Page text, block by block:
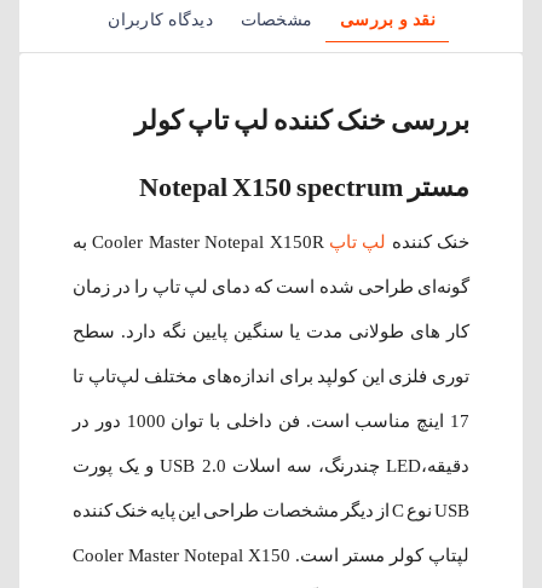
نقد و بررسی مشخصات دیدگاه کاربران
بررسی خنک کننده لپ تاپ کولر
مستر Notepal X150 spectrum
خنک کننده لپ تاپ Cooler Master Notepal X150R به
گونه‌ای طراحی شده است که دمای لپ تاپ را در زمان
کار های طولانی مدت یا سنگین پایین نگه دارد. سطح
توری فلزی این کولپد برای اندازه‌های مختلف لپ‌تاپ تا
17 اینچ مناسب است. فن داخلی با توان 1000 دور در
دقیقه،LED چندرنگ، سه اسلات USB 2.0 و یک پورت
USB نوع C از دیگر مشخصات طراحی این پایه خنک کننده
لپتاپ کولر مستر است. Cooler Master Notepal X150